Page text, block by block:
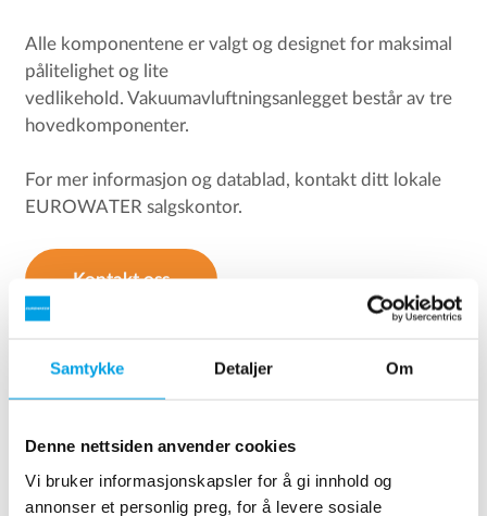
Samtykke Detaljer Om
Denne nettsiden anvender cookies
Vi bruker informasjonskapsler for å gi innhold og
annonser et personlig preg, for å levere sosiale
Alle komponentene er valgt og designet for maksimal
pålitelighet og lite
vedlikehold. Vakuumavluftningsanlegget består av tre
hovedkomponenter.
For mer informasjon og datablad, kontakt ditt lokale
EUROWATER salgskontor.
Kontakt oss